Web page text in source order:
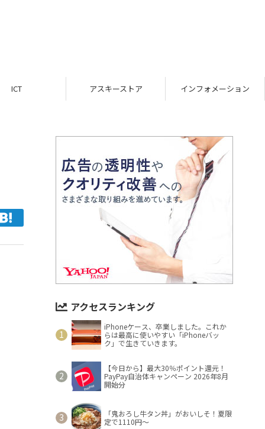
ICT アスキーストア インフォメーション
アクセスランキング
iPhoneケース、卒業しました。これか
らは最高に使いやすい「iPhoneバッ
ク」で生きていきます。
【今日から】最大30％ポイント還元！
PayPay自治体キャンペーン 2026年8月
開始分
「鬼おろし牛タン丼」がおいしそ！夏限
定で1110円～